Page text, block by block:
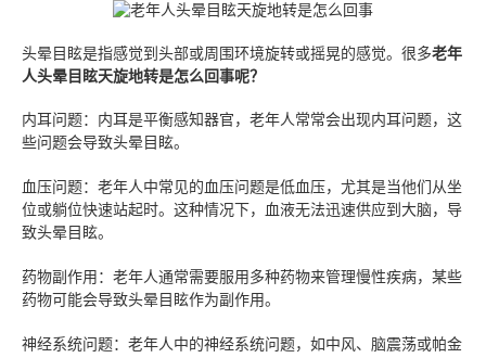
头晕目眩是指感觉到头部或周围环境旋转或摇晃的感觉。 很多老年
人头晕目眩天旋地转是怎么回事呢？
内耳问题：内耳是平衡感知器官，老年人常常会出现内耳问题，这
些问题会导致头晕目眩。
血压问题：老年人中常见的血压问题是低血压，尤其是当他们从坐
位或躺位快速站起时。这种情况下，血液无法迅速供应到大脑，导
致头晕目眩。
药物副作用：老年人通常需要服用多种药物来管理慢性疾病，某些
药物可能会导致头晕目眩作为副作用。
神经系统问题：老年人中的神经系统问题，如中风、脑震荡或帕金